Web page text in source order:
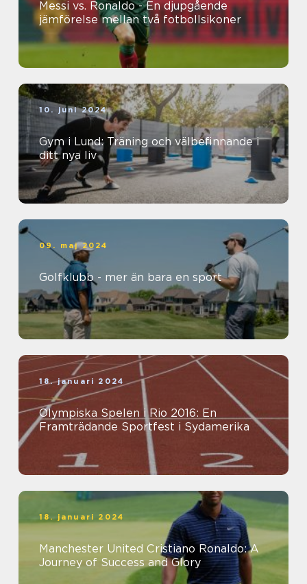
Messi vs. Ronaldo - En djupgående
jämförelse mellan två fotbollsikoner
10. juni 2024
Gym i Lund: Träning och välbefinnande i
ditt nya liv
09. maj 2024
Golfklubb - mer än bara en sport
18. januari 2024
Olympiska Spelen i Rio 2016: En
Framträdande Sportfest i Sydamerika
18. januari 2024
Manchester United Cristiano Ronaldo: A
Journey of Success and Glory